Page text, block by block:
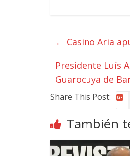
← Casino Aria
Presidente Luís
Guarocuya de
Share This Post:
También